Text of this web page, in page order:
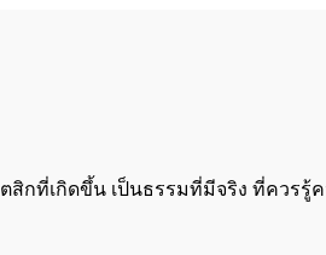
เกิดขึ้น เป็นธรรมที่มีจริง ที่ควรรู้ค